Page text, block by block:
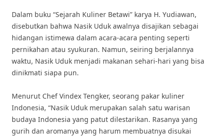
Dalam buku “Sejarah Kuliner Betawi” karya H. Yudiawan,
disebutkan bahwa Nasik Uduk awalnya disajikan sebagai
hidangan istimewa dalam acara-acara penting seperti
pernikahan atau syukuran. Namun, seiring berjalannya
waktu, Nasik Uduk menjadi makanan sehari-hari yang bisa
dinikmati siapa pun.
Menurut Chef Vindex Tengker, seorang pakar kuliner
Indonesia, “Nasik Uduk merupakan salah satu warisan
budaya Indonesia yang patut dilestarikan. Rasanya yang
gurih dan aromanya yang harum membuatnya disukai